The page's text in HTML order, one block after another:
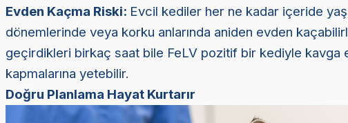
Evden Kaçma Riski: Evcil kediler her ne kadar içeride
dönemlerinde veya korku anlarında aniden evden
geçirdikleri birkaç saat bile FeLV pozitif bir kediyle kavga
kapmalarına yetebilir.
Doğru Planlama Hayat Kurtarır